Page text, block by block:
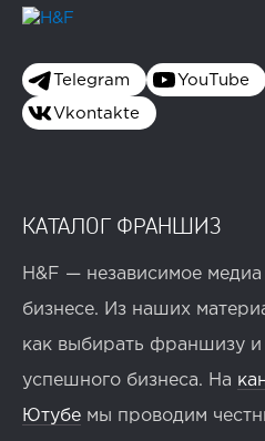
Telegram YouTube
Vkontakte
КАТАЛОГ ФРАНШИЗ
H&F — независимое
бизнесе. Из наших
как выбирать франшизу и
успешного бизнеса. На
Ютубе мы проводим